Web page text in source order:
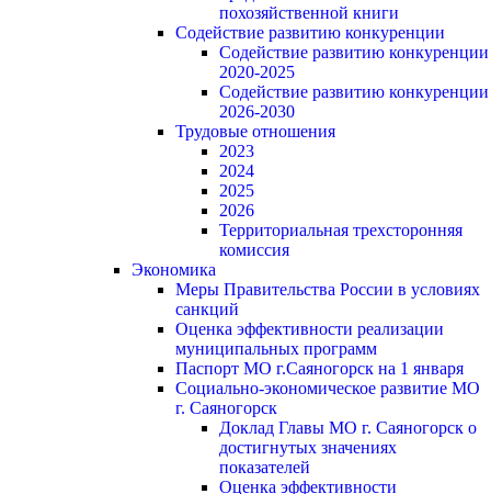
похозяйственной книги
Содействие развитию конкуренции
Содействие развитию конкуренции
2020-2025
Содействие развитию конкуренции
2026-2030
Трудовые отношения
2023
2024
2025
2026
Территориальная трехсторонняя
комиссия
Экономика
Меры Правительства России в условиях
санкций
Оценка эффективности реализации
муниципальных программ
Паспорт МО г.Саяногорск на 1 января
Социально-экономическое развитие МО
г. Саяногорск
Доклад Главы МО г. Саяногорск о
достигнутых значениях
показателей
Оценка эффективности